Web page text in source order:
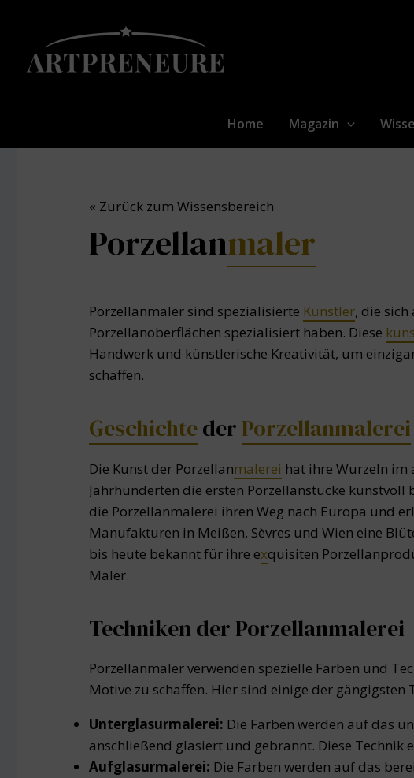
springen
Home Magazin
« Zurück zum Wissensbereich
Porzellanmaler
Porzellanmaler sind spezialisierte Künstler, die sich
Porzellanoberflächen spezialisiert haben. Diese
Handwerk und künstlerische Kreativität, um
schaffen.
Geschichteder Porzellanmalerei
Die Kunst der Porzellanmalerei hat ihre Wurzeln im
Jahrhunderten die ersten Porzellanstücke
die Porzellanmalerei ihren Weg nach Europa und
Manufakturen in Meißen, Sèvres und Wien eine
bis heute bekannt für ihre exquisiten
Maler.
Techniken der Porzellanmalerei
Porzellanmaler verwenden spezielle Farben und
Motive zu schaffen. Hier sind einige der gängigsten
Unterglasurmalerei: Die Farben werden auf das
anschließend glasiert und gebrannt. Diese Technik
Aufglasurmalerei: Die Farben werden auf das